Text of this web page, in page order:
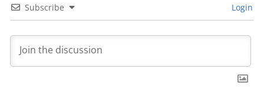
Subscribe Login